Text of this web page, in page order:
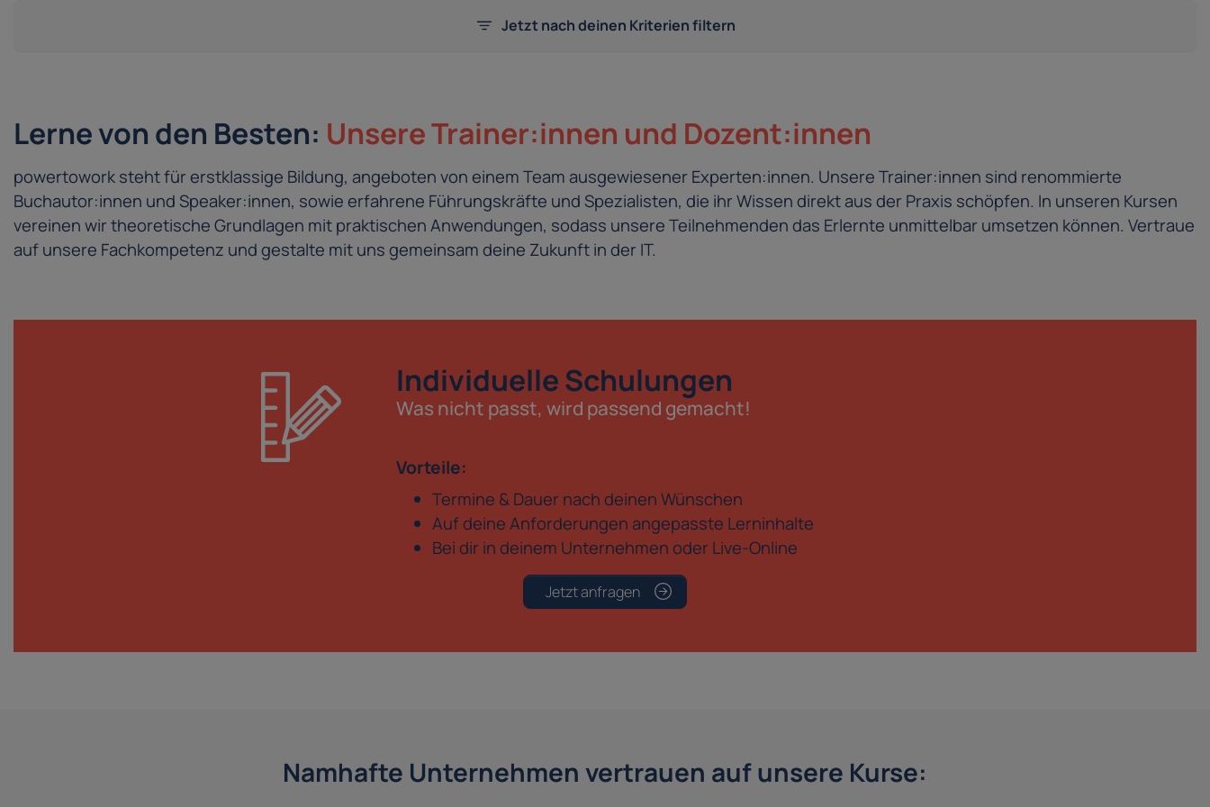
Jetzt nach deinen Kriterien filtern
Lerne von den Besten: Unsere Trainer:innen und Dozent:innen
powertowork steht für erstklassige Bildung, angeboten von einem Team ausgewiesener Experten:innen. Unsere Trainer:innen sind renommierte
Buchautor:innen und Speaker:innen, sowie erfahrene Führungskräfte und Spezialisten, die ihr Wissen direkt aus der Praxis schöpfen. In unseren Kursen
vereinen wir theoretische Grundlagen mit praktischen Anwendungen, sodass unsere Teilnehmenden das Erlernte unmittelbar umsetzen können. Vertraue
auf unsere Fachkompetenz und gestalte mit uns gemeinsam deine Zukunft in der IT.
Individuelle Schulungen
Was nicht passt, wird passend gemacht!
Vorteile:
Termine & Dauer nach deinen Wünschen
Auf deine Anforderungen angepasste Lerninhalte
Bei dir in deinem Unternehmen oder Live-Online
Jetzt anfragen
Namhafte Unternehmen vertrauen auf unsere Kurse: